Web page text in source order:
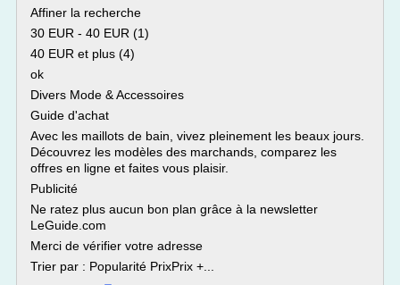
Affiner la recherche
30 EUR - 40 EUR (1)
40 EUR et plus (4)
ok
Divers Mode & Accessoires
Guide d'achat
Avec les maillots de bain, vivez pleinement les beaux jours.
Découvrez les modèles des marchands, comparez les
offres en ligne et faites vous plaisir.
Publicité
Ne ratez plus aucun bon plan grâce à la newsletter
LeGuide.com
Merci de vérifier votre adresse
Trier par : Popularité PrixPrix +...